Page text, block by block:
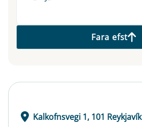
Fara efst
Kalkofnsvegi 1, 101 Reykjavík